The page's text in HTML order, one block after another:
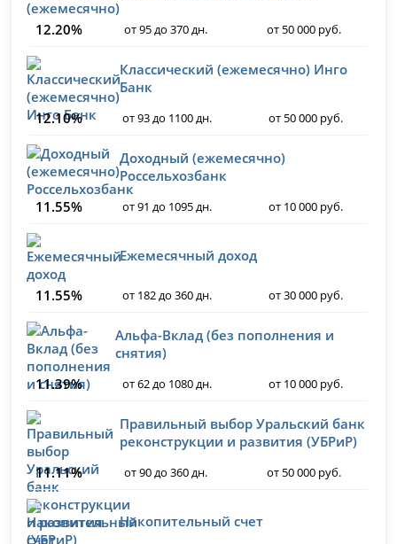
12.20% от 95 до 370 дн. от 50 000 руб.
Классический (ежемесячно) Инго
Банк
12.10%
от 93 до 1100 дн. от 50 000 руб.
Доходный (ежемесячно)
Россельхозбанк
11.55%
от 91 до 1095 дн. от 10 000 руб.
Ежемесячный доход
11.55% от 182 до 360 дн. от 30 000 руб.
Альфа-Вклад (без пополнения и
снятия)
11.39%
от 62 до 1080 дн. от 10 000 руб.
Правильный выбор Уральский банк
реконструкции и развития (УБРиР)
11.11%
от 90 до 360 дн. от 50 000 руб.
Накопительный счет